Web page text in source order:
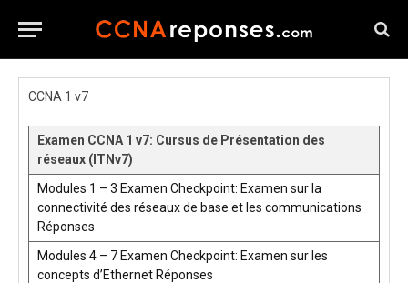
CCNA 1 v7
Examen CCNA 1 v7: Cursus de Présentation des
réseaux (ITNv7)
Modules 1 – 3 Examen Checkpoint: Examen sur la
connectivité des réseaux de base et les communications
Réponses
Modules 4 – 7 Examen Checkpoint: Examen sur les
concepts d’Ethernet Réponses